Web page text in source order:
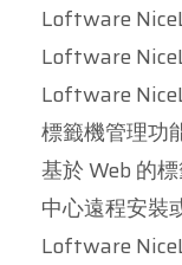
Loftware
Loftware
Loftware
標籤機管理功
基於 Web 的
中心遠程安裝
Loftware